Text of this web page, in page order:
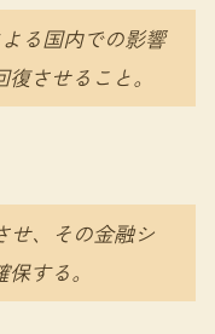
る国内での影響
させること。
せ、その金融シ
する。